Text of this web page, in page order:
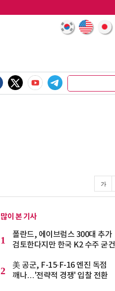
많이 본 기사
1
폴란드, 에이브럼스 300대 추가
검토한다지만 한국 K2 수주 굳건
2
美 공군, F-15·F-16 엔진 독점
깨나…'전략적 경쟁' 입찰 전환